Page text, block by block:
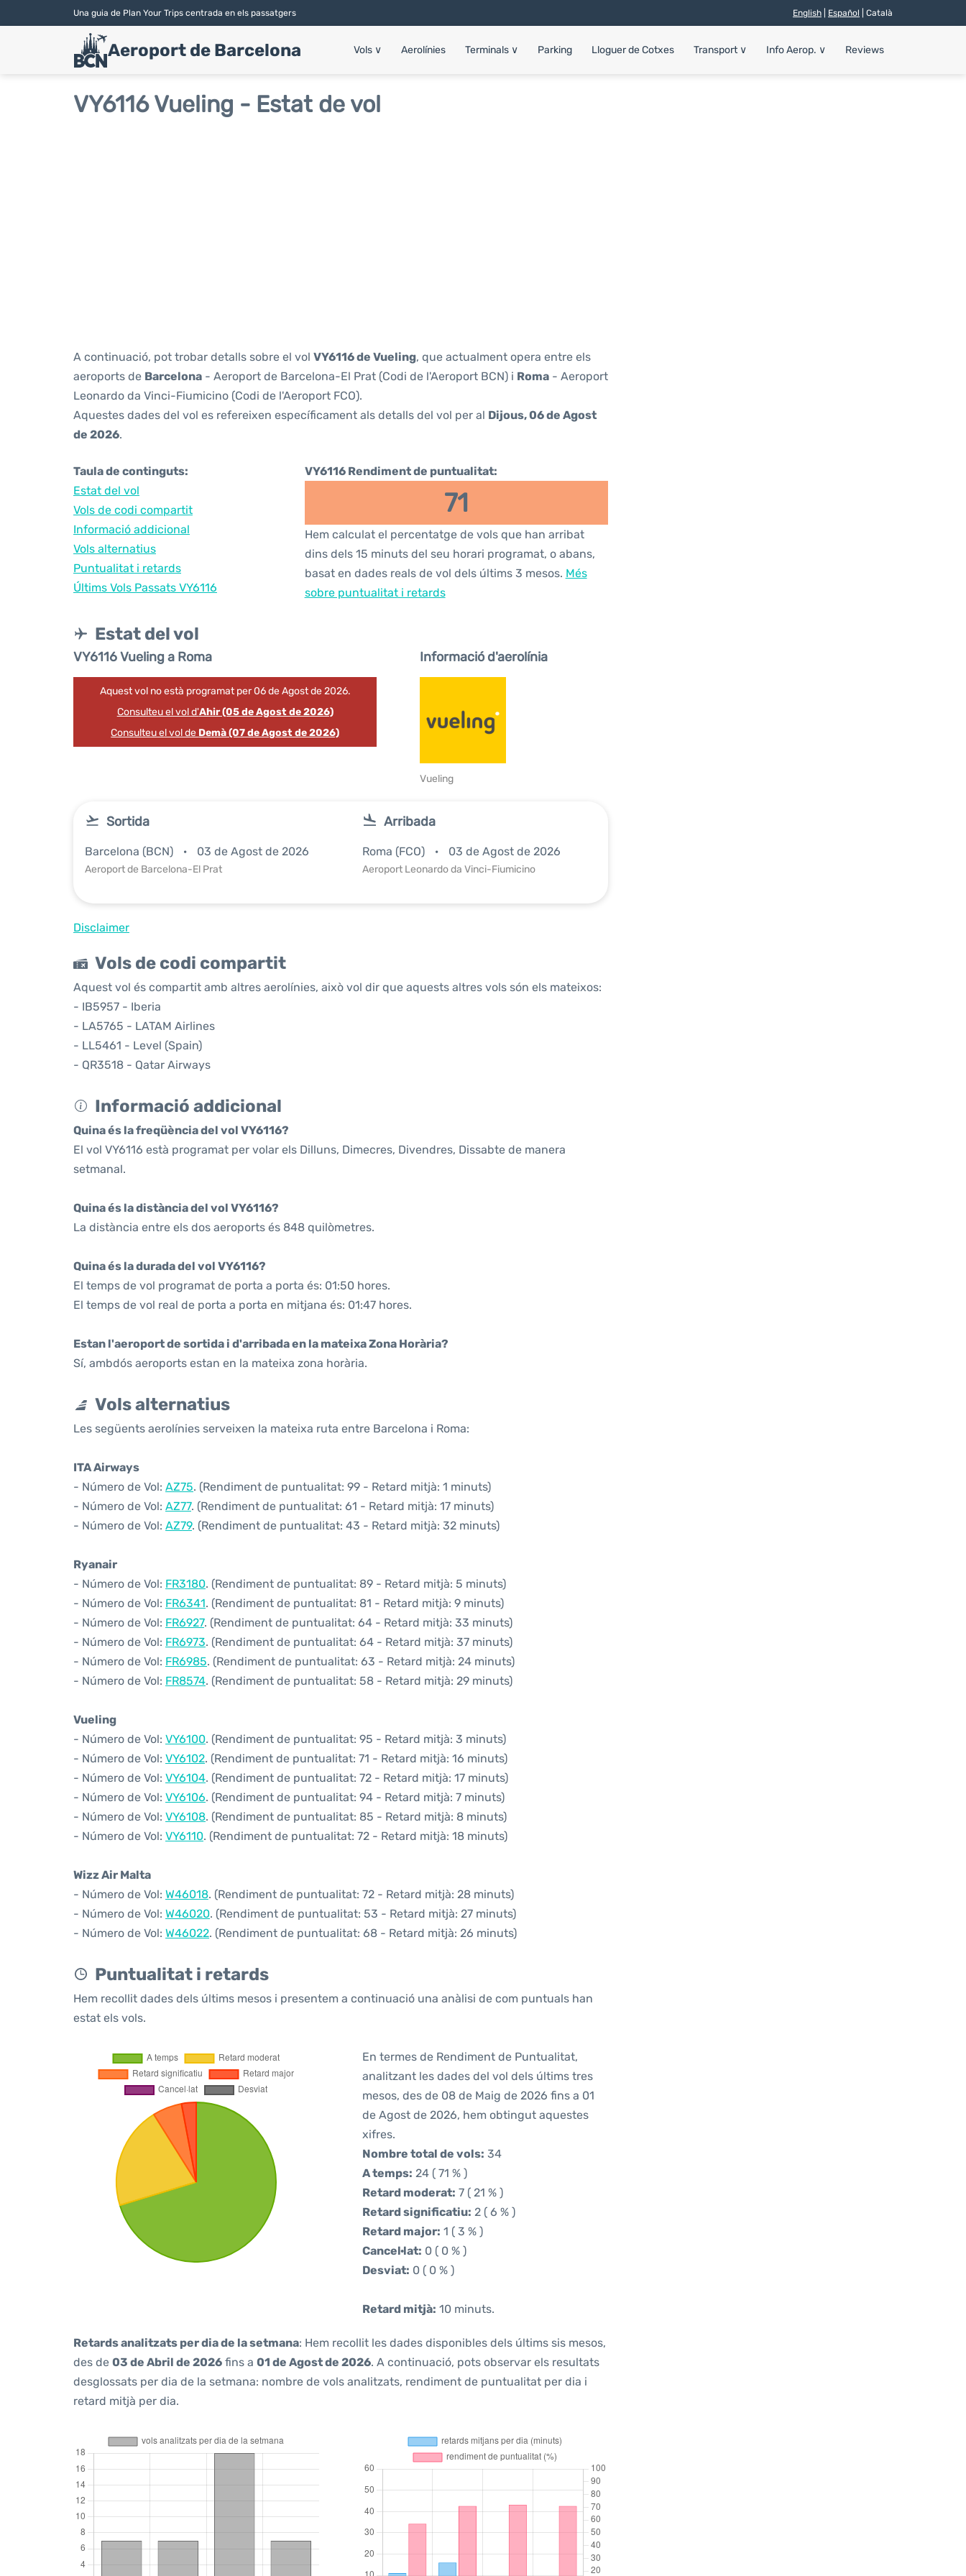
Una guia de Plan Your Trips centrada en els passatgers English Español | Català
Aeroport de Barcelona Vols ∨ Aerolínies Terminals ∨ Parking Lloguer de Cotxes Transport ∨ Info Aerop. ∨ Reviews
VY6116 Vueling - Estat de vol
A continuació, pot trobar detalls sobre el vol VY6116 de Vueling, que actualment opera entre els
aeroports de Barcelona - Aeroport de Barcelona-El Prat (Codi de l'Aeroport BCN) i Roma - Aeroport
Leonardo da Vinci-Fiumicino (Codi de l'Aeroport FCO).
Aquestes dades del vol es refereixen específicament als detalls del vol per al Dijous, 06 de Agost
de 2026.
Taula de continguts:
Estat del vol
Vols de codi compartit
Informació addicional
Vols alternatius
Puntualitat i retards
Últims Vols Passats VY6116
VY6116 Rendiment de puntualitat:
71
Hem calculat el percentatge de vols que han arribat
dins dels 15 minuts del seu horari programat, o abans,
basat en dades reals de vol dels últims 3 mesos. Més
sobre puntualitat i retards
Estat del vol
VY6116 Vueling a Roma
Aquest vol no està programat per 06 de Agost de 2026.
Consulteu el vol d'Ahir (05 de Agost de 2026)
Consulteu el vol de Demà (07 de Agost de 2026)
Informació d'aerolínia
Vueling
Sortida
Barcelona (BCN) 03 de Agost de 2026
Aeroport de Barcelona-El Prat
Arribada
Roma (FCO) 03 de Agost de 2026
Aeroport Leonardo da Vinci-Fiumicino
Disclaimer
Vols de codi compartit
Aquest vol és compartit amb altres aerolínies, això vol dir que aquests altres vols són els mateixos:
- IB5957 - Iberia
- LA5765 - LATAM Airlines
- LL5461 - Level (Spain)
- QR3518 - Qatar Airways
Informació addicional
Quina és la freqüència del vol VY6116?
El vol VY6116 està programat per volar els Dilluns, Dimecres, Divendres, Dissabte de manera
setmanal.
Quina és la distància del vol VY6116?
La distància entre els dos aeroports és 848 quilòmetres.
Quina és la durada del vol VY6116?
El temps de vol programat de porta a porta és: 01:50 hores.
El temps de vol real de porta a porta en mitjana és: 01:47 hores.
Estan l'aeroport de sortida i d'arribada en la mateixa Zona Horària?
Sí, ambdós aeroports estan en la mateixa zona horària.
Vols alternatius
Les següents aerolínies serveixen la mateixa ruta entre Barcelona i Roma:
ITA Airways
- Número de Vol: AZ75. (Rendiment de puntualitat: 99 - Retard mitjà: 1 minuts)
- Número de Vol: AZ77. (Rendiment de puntualitat: 61 - Retard mitjà: 17 minuts)
- Número de Vol: AZ79. (Rendiment de puntualitat: 43 - Retard mitjà: 32 minuts)
Ryanair
- Número de Vol: FR3180. (Rendiment de puntualitat: 89 - Retard mitjà: 5 minuts)
- Número de Vol: FR6341. (Rendiment de puntualitat: 81 - Retard mitjà: 9 minuts)
- Número de Vol: FR6927. (Rendiment de puntualitat: 64 - Retard mitjà: 33 minuts)
- Número de Vol: FR6973. (Rendiment de puntualitat: 64 - Retard mitjà: 37 minuts)
- Número de Vol: FR6985. (Rendiment de puntualitat: 63 - Retard mitjà: 24 minuts)
- Número de Vol: FR8574. (Rendiment de puntualitat: 58 - Retard mitjà: 29 minuts)
Vueling
- Número de Vol: VY6100. (Rendiment de puntualitat: 95 - Retard mitjà: 3 minuts)
- Número de Vol: VY6102. (Rendiment de puntualitat: 71 - Retard mitjà: 16 minuts)
- Número de Vol: VY6104. (Rendiment de puntualitat: 72 - Retard mitjà: 17 minuts)
- Número de Vol: VY6106. (Rendiment de puntualitat: 94 - Retard mitjà: 7 minuts)
- Número de Vol: VY6108. (Rendiment de puntualitat: 85 - Retard mitjà: 8 minuts)
- Número de Vol: VY6110. (Rendiment de puntualitat: 72 - Retard mitjà: 18 minuts)
Wizz Air Malta
- Número de Vol: W46018. (Rendiment de puntualitat: 72 - Retard mitjà: 28 minuts)
- Número de Vol: W46020. (Rendiment de puntualitat: 53 - Retard mitjà: 27 minuts)
- Número de Vol: W46022. (Rendiment de puntualitat: 68 - Retard mitjà: 26 minuts)
Puntualitat i retards
Hem recollit dades dels últims mesos i presentem a continuació una anàlisi de com puntuals han
estat els vols.
En termes de Rendiment de Puntualitat,
analitzant les dades del vol dels últims tres
mesos, des de 08 de Maig de 2026 fins a 01
de Agost de 2026, hem obtingut aquestes
xifres.
Nombre total de vols: 34
A temps: 24 ( 71 % )
Retard moderat: 7 ( 21 % )
Retard significatiu: 2 ( 6 % )
Retard major: 1 ( 3 % )
Cancel·lat: 0 ( 0 % )
Desviat: 0 ( 0 % )
Retard mitjà: 10 minuts.
Retards analitzats per dia de la setmana: Hem recollit les dades disponibles dels últims sis mesos,
des de 03 de Abril de 2026 fins a 01 de Agost de 2026. A continuació, pots observar els resultats
desglossats per dia de la setmana: nombre de vols analitzats, rendiment de puntualitat per dia i
retard mitjà per dia.